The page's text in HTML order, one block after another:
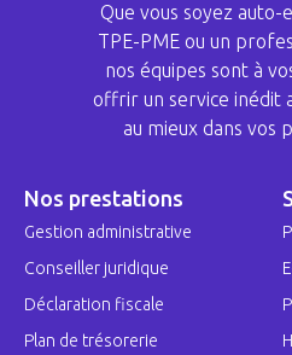
Que vous soyez
TPE-PME ou un
nos équipes sont à
offrir un service inédit
au mieux dans vos
Nos prestations
Gestion administrative
Conseiller juridique
Déclaration fiscale
Plan de trésorerie